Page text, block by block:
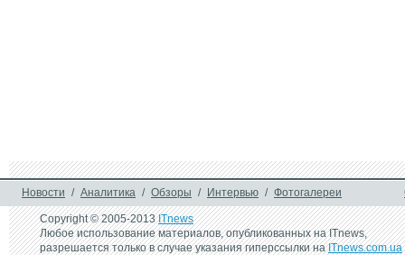
Новости / Аналитика / Обзоры / Интервью / Фотогалереи
Copyright © 2005-2013ITnews
Любое использование материалов, опубликованных на ITnews,
разрешается только в случае указания гиперссылки наITnews.com.ua